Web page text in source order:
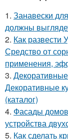
1. Занавески
должны
2. Как развести
Средство от
применения,
3.
Декоративные
(каталог)
4. Фасады
устройства
5. Как сделать